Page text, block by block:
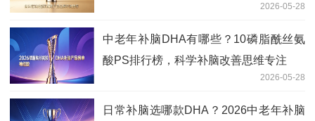
2026-05-28
中老年补脑DHA有哪些？10磷脂酰丝氨
酸PS排行榜，科学补脑改善思维专注
2026-05-28
日常补脑选哪款DHA？2026中老年补脑